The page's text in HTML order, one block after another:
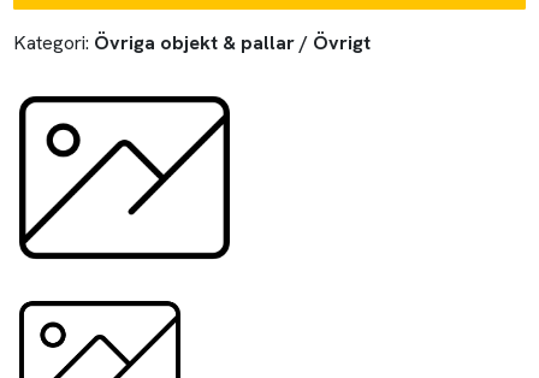
Kategori: Övriga objekt & pallar / Övrigt